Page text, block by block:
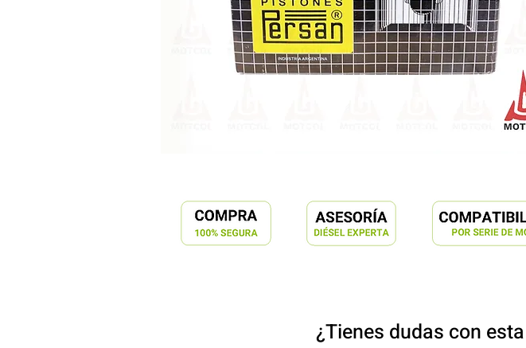
¿Tienes dudas con